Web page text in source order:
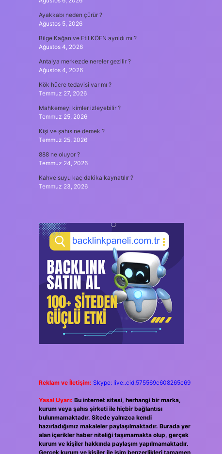
Ayakkabı neden çürür ?
Ağustos 5, 2026
Bilge Kağan ve Etil KÖFN ayrıldı mı ?
Ağustos 4, 2026
Antalya merkezde nereler gezilir ?
Ağustos 4, 2026
Kök hücre tedavisi var mı ?
Temmuz 27, 2026
Mahkemeyi kimler izleyebilir ?
Temmuz 25, 2026
Kişi ve şahıs ne demek ?
Temmuz 25, 2026
888 ne oluyor ?
Temmuz 24, 2026
Kahve suyu kaç dakika kaynatılır ?
Temmuz 23, 2026
Reklam ve İletişim: Skype: live:.cid.575569c608265c69
Yasal Uyarı: Bu internet sitesi, herhangi bir marka,
kurum veya şahıs şirketi ile hiçbir bağlantısı
bulunmamaktadır. Sitede yalnızca kendi
hazırladığımız makaleler paylaşılmaktadır. Burada yer
alan içerikler haber niteliği taşımamakta olup, gerçek
kurum ve kişiler hakkında paylaşım yapılmamaktadır.
Gerçek kurum ve kişiler ile isim benzerlikleri tamamen